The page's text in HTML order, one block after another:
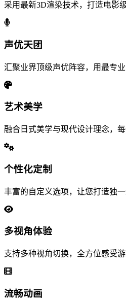
采用最新3D渲染技术，打造电影
声优天团
汇聚业界顶级声优阵容，用最专
艺术美学
融合日式美学与现代设计理念，
个性化定制
丰富的自定义选项，让您打造独
多视角体验
支持多种视角切换，全方位感受
流畅动画